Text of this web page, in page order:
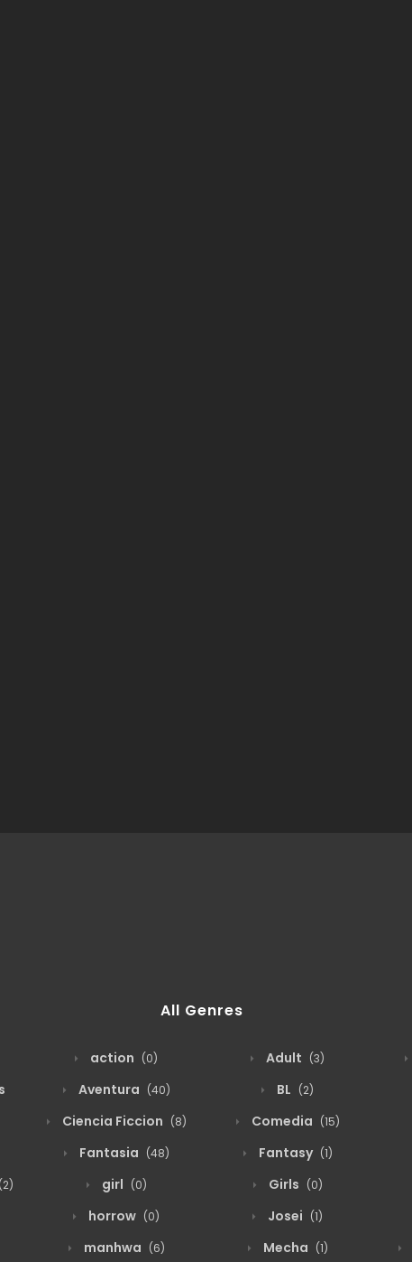
All Genres
action (0) Adult (3)
Aventura (40) BL (2)
Ciencia Ficcion (8) Comedia (15)
Fantasia (48) Fantasy (1)
(2) girl (0) Girls (0)
horrow (0) Josei (1)
manhwa (6) Mecha (1)